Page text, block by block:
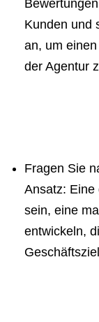
Kunden und
an, um
der Agentur
Fragen Sie
Ansatz: Eine
sein, eine
entwickeln,